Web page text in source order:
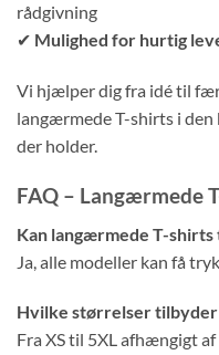
rådgivning
✔ Mulighed for hurtig
Vi hjælper dig fra idé til
langærmede T-shirts i
der holder.
FAQ – Langærmede
Kan langærmede T-shirts
Ja, alle modeller kan få
Hvilke størrelser tilbyder
Fra XS til 5XL afhængigt